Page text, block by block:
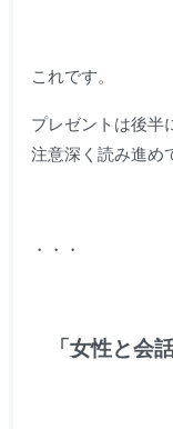
これです。
プレゼントは後半
注意深く読み進め
・・・
「女性と会